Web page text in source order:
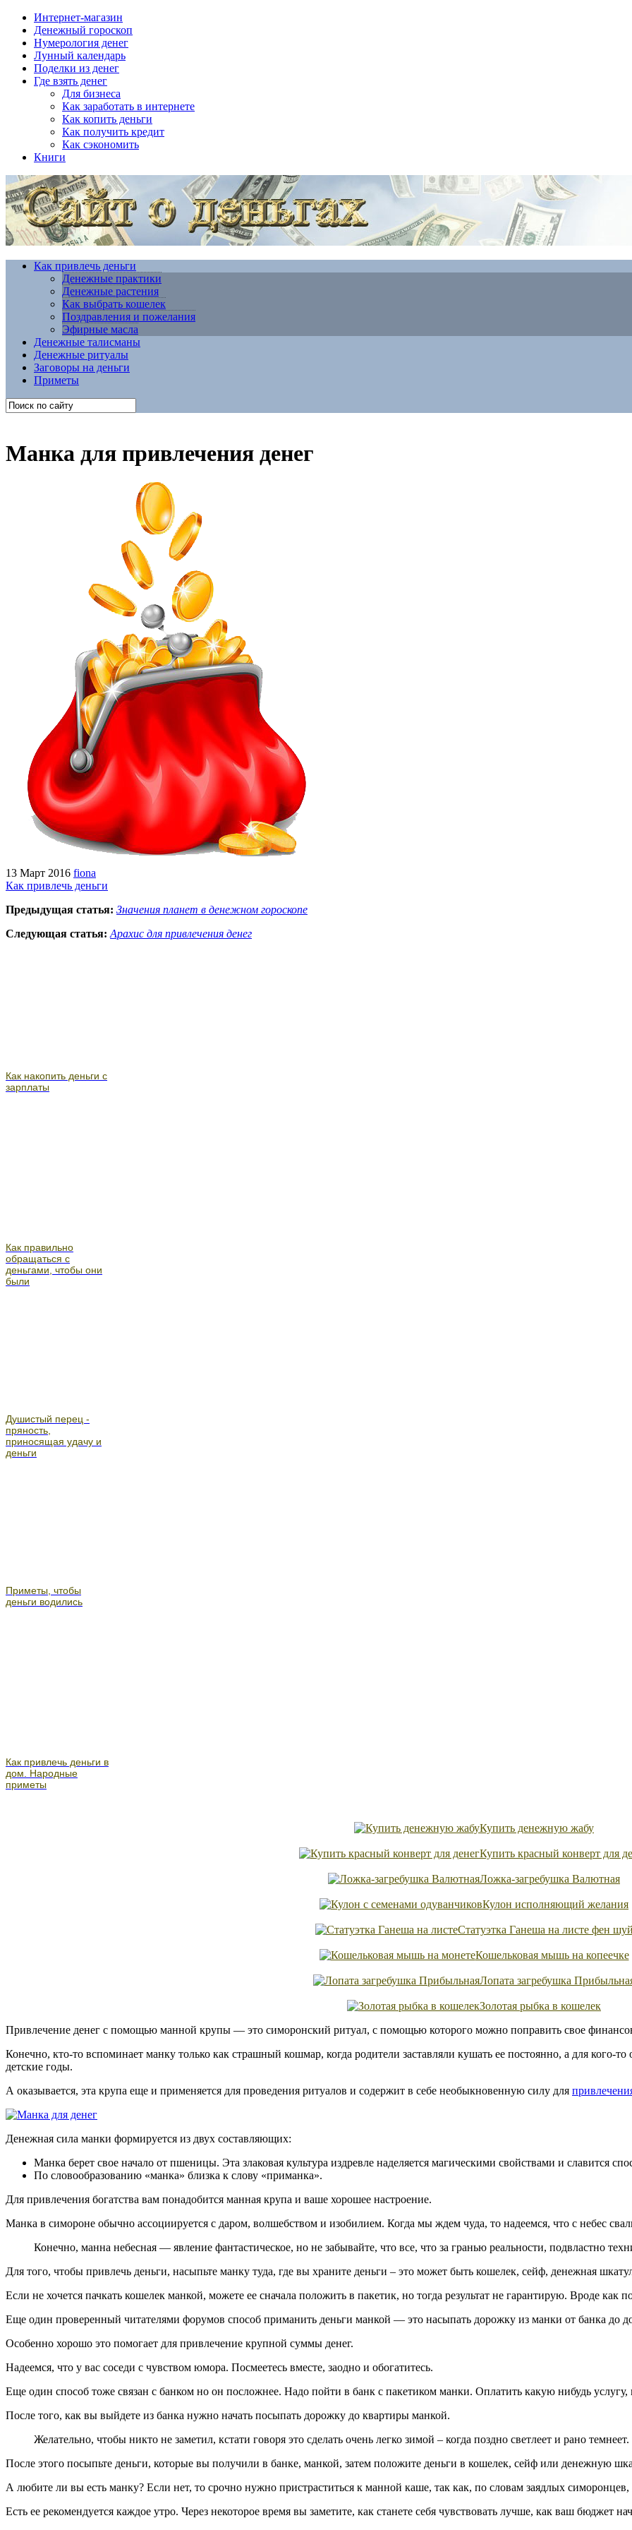
Интернет-магазин
Денежный гороскоп
Нумерология денег
Лунный календарь
Поделки из денег
Где взять денег
Для бизнеса
Как заработать в интернете
Как копить деньги
Как получить кредит
Как сэкономить
Книги
Как привлечь деньги
Денежные практики
Денежные растения
Как выбрать кошелек
Поздравления и пожелания
Эфирные масла
Денежные талисманы
Денежные ритуалы
Заговоры на деньги
Приметы
Манка для привлечения денег
13 Март 2016 fiona
Как привлечь деньги
Предыдущая статья: Значения планет в денежном гороскопе
Следующая статья: Арахис для привлечения денег
Как накопить деньги с
зарплаты
Как правильно
обращаться с
деньгами, чтобы они
были
Душистый перец -
пряность,
приносящая удачу и
деньги
Приметы, чтобы
деньги водились
Как привлечь деньги в
дом. Народные
приметы
Купить денежную жабу
Купить красный конверт для
Ложка-загребушка Валютная
Кулон исполняющий желания
Статуэтка Ганеша на листе фен
Кошельковая мышь на копеечке
Лопата загребушка
Золотая рыбка в кошелек
Привлечение денег с помощью манной крупы — это симоронский ритуал, с помощью которого можно поправить свое
Конечно, кто-то вспоминает манку только как страшный кошмар, когда родители заставляли кушать ее постоянно, а для кого-
детские годы.
А оказывается, эта крупа еще и применяется для проведения ритуалов и содержит в себе необыкновенную силу для
Денежная сила манки формируется из двух составляющих:
Манка берет свое начало от пшеницы. Эта злаковая культура издревле наделяется магическими свойствами и славится
По словообразованию «манка» близка к слову «приманка».
Для привлечения богатства вам понадобится манная крупа и ваше хорошее настроение.
Манка в симороне обычно ассоциируется с даром, волшебством и изобилием. Когда мы ждем чуда, то надеемся, что с небес
Конечно, манна небесная — явление фантастическое, но не забывайте, что все, что за гранью реальности, подвластно
Для того, чтобы привлечь деньги, насыпьте манку туда, где вы храните деньги – это может быть кошелек, сейф, денежная
Если не хочется пачкать кошелек манкой, можете ее сначала положить в пакетик, но тогда результат не гарантирую. Вроде
Еще один проверенный читателями форумов способ приманить деньги манкой — это насыпать дорожку из манки от банка до
Особенно хорошо это помогает для привлечение крупной суммы денег.
Надеемся, что у вас соседи с чувством юмора. Посмеетесь вместе, заодно и обогатитесь.
Еще один способ тоже связан с банком но он посложнее. Надо пойти в банк с пакетиком манки. Оплатить какую нибудь услугу,
После того, как вы выйдете из банка нужно начать посыпать дорожку до квартиры манкой.
Желательно, чтобы никто не заметил, кстати говоря это сделать очень легко зимой – когда поздно светлеет и рано темнеет.
После этого посыпьте деньги, которые вы получили в банке, манкой, затем положите деньги в кошелек, сейф или денежную
А любите ли вы есть манку? Если нет, то срочно нужно пристраститься к манной каше, так как, по словам заядлых
Есть ее рекомендуется каждое утро. Через некоторое время вы заметите, как станете себя чувствовать лучше, как ваш бюджет